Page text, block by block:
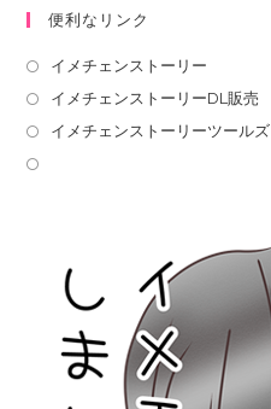
便利なリンク
イメチェンストーリー
イメチェンストーリーDL販売
イメチェンストーリーツールズ